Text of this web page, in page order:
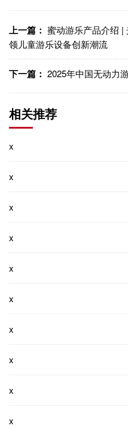
上一篇： 蜜动游乐产品介绍 |
领儿童游乐设备创新潮流
下一篇： 2025年中国无动力
相关推荐
x
x
x
x
x
x
x
x
x
x